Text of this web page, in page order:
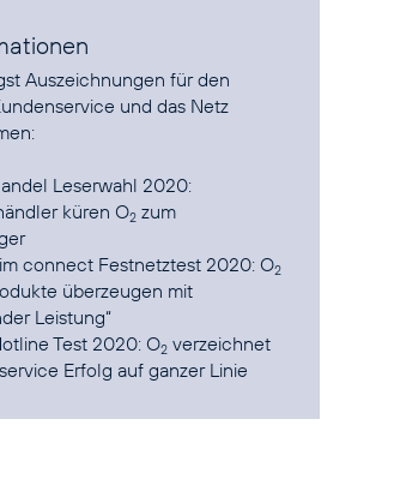
Auszeichnungen für den
und das Netz
Leserwahl 2020:
küren O2 zum
im connect Festnetztest 2020: O2
überzeugen mit
Leistung“
Test 2020: O2 verzeichnet
Erfolg auf ganzer Linie